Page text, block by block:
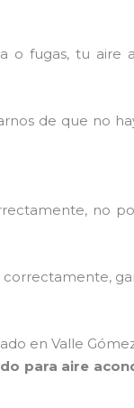
o fugas, tu aire
de que no
no
en Valle
para aire